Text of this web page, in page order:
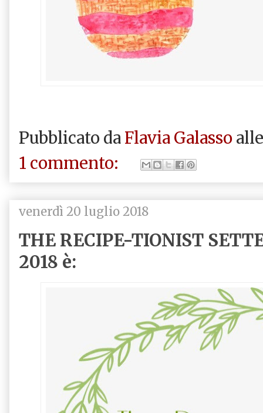
Pubblicato da Flavia Galasso
1 commento:
venerdì 20 luglio 2018
THE RECIPE-TIONIST
2018 è: